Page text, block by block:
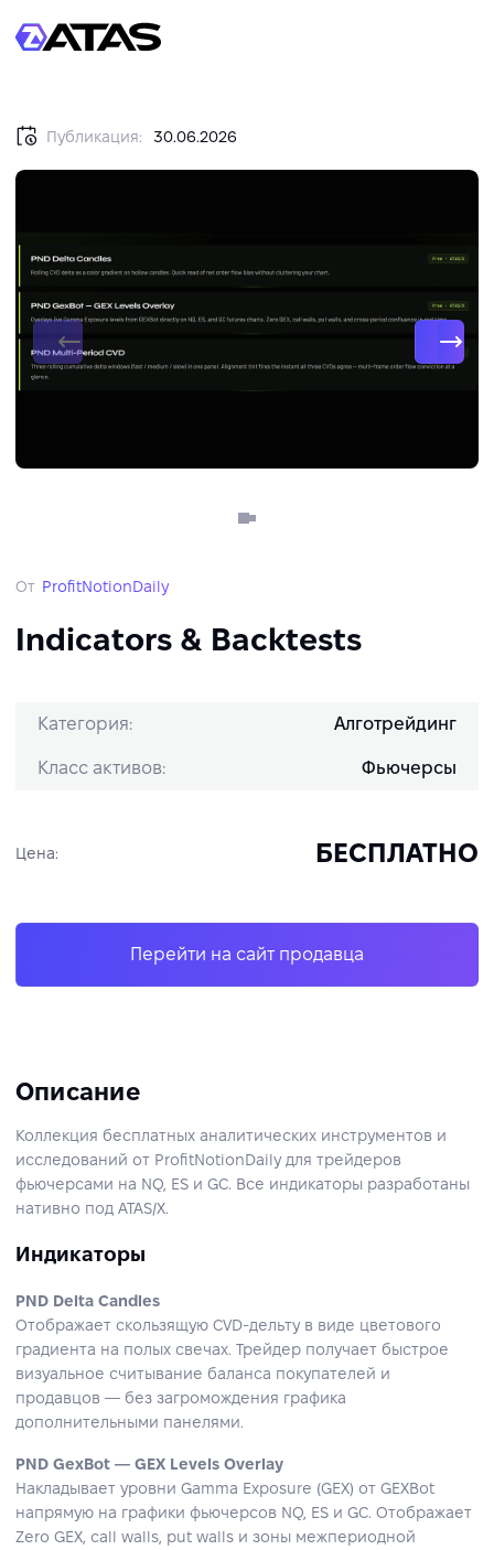
Публикация: 30.06.2026
От ProfitNotionDaily
Indicators & Backtests
Категория: Алготрейдинг
Класс активов: Фьючерсы
Цена: БЕСПЛАТНО
Перейти на сайт продавца
Описание
Коллекция бесплатных аналитических инструментов и
исследований от ProfitNotionDaily для трейдеров
фьючерсами на NQ, ES и GC. Все индикаторы разработаны
нативно под ATAS/X.
Индикаторы
PND Delta Candles
Отображает скользящую CVD-дельту в виде цветового
градиента на полых свечах. Трейдер получает быстрое
визуальное считывание баланса покупателей и
продавцов — без загромождения графика
дополнительными панелями.
PND GexBot — GEX Levels Overlay
Накладывает уровни Gamma Exposure (GEX) от GEXBot
напрямую на графики фьючерсов NQ, ES и GC. Отображает
Zero GEX, call walls, put walls и зоны межпериодной